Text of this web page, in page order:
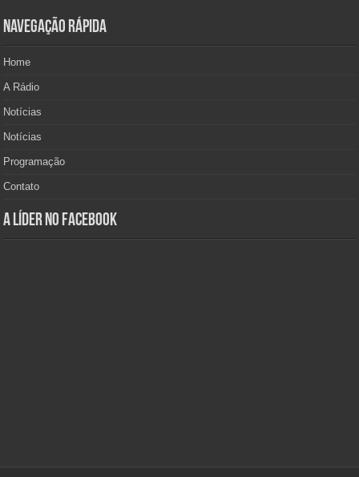
Navegação Rápida
Home
A Rádio
Notícias
Notícias
Programação
Contato
A Líder no Facebook